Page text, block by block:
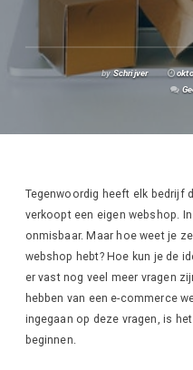
bySchrijver
Tegenwoordig heeft elk bedrijf
verkoopt een eigen webshop.
onmisbaar. Maar hoe weet je
webshop hebt? Hoe kun je de
er vast nog veel meer vragen
hebben van een e-commerce
ingegaan op deze vragen, is
beginnen.